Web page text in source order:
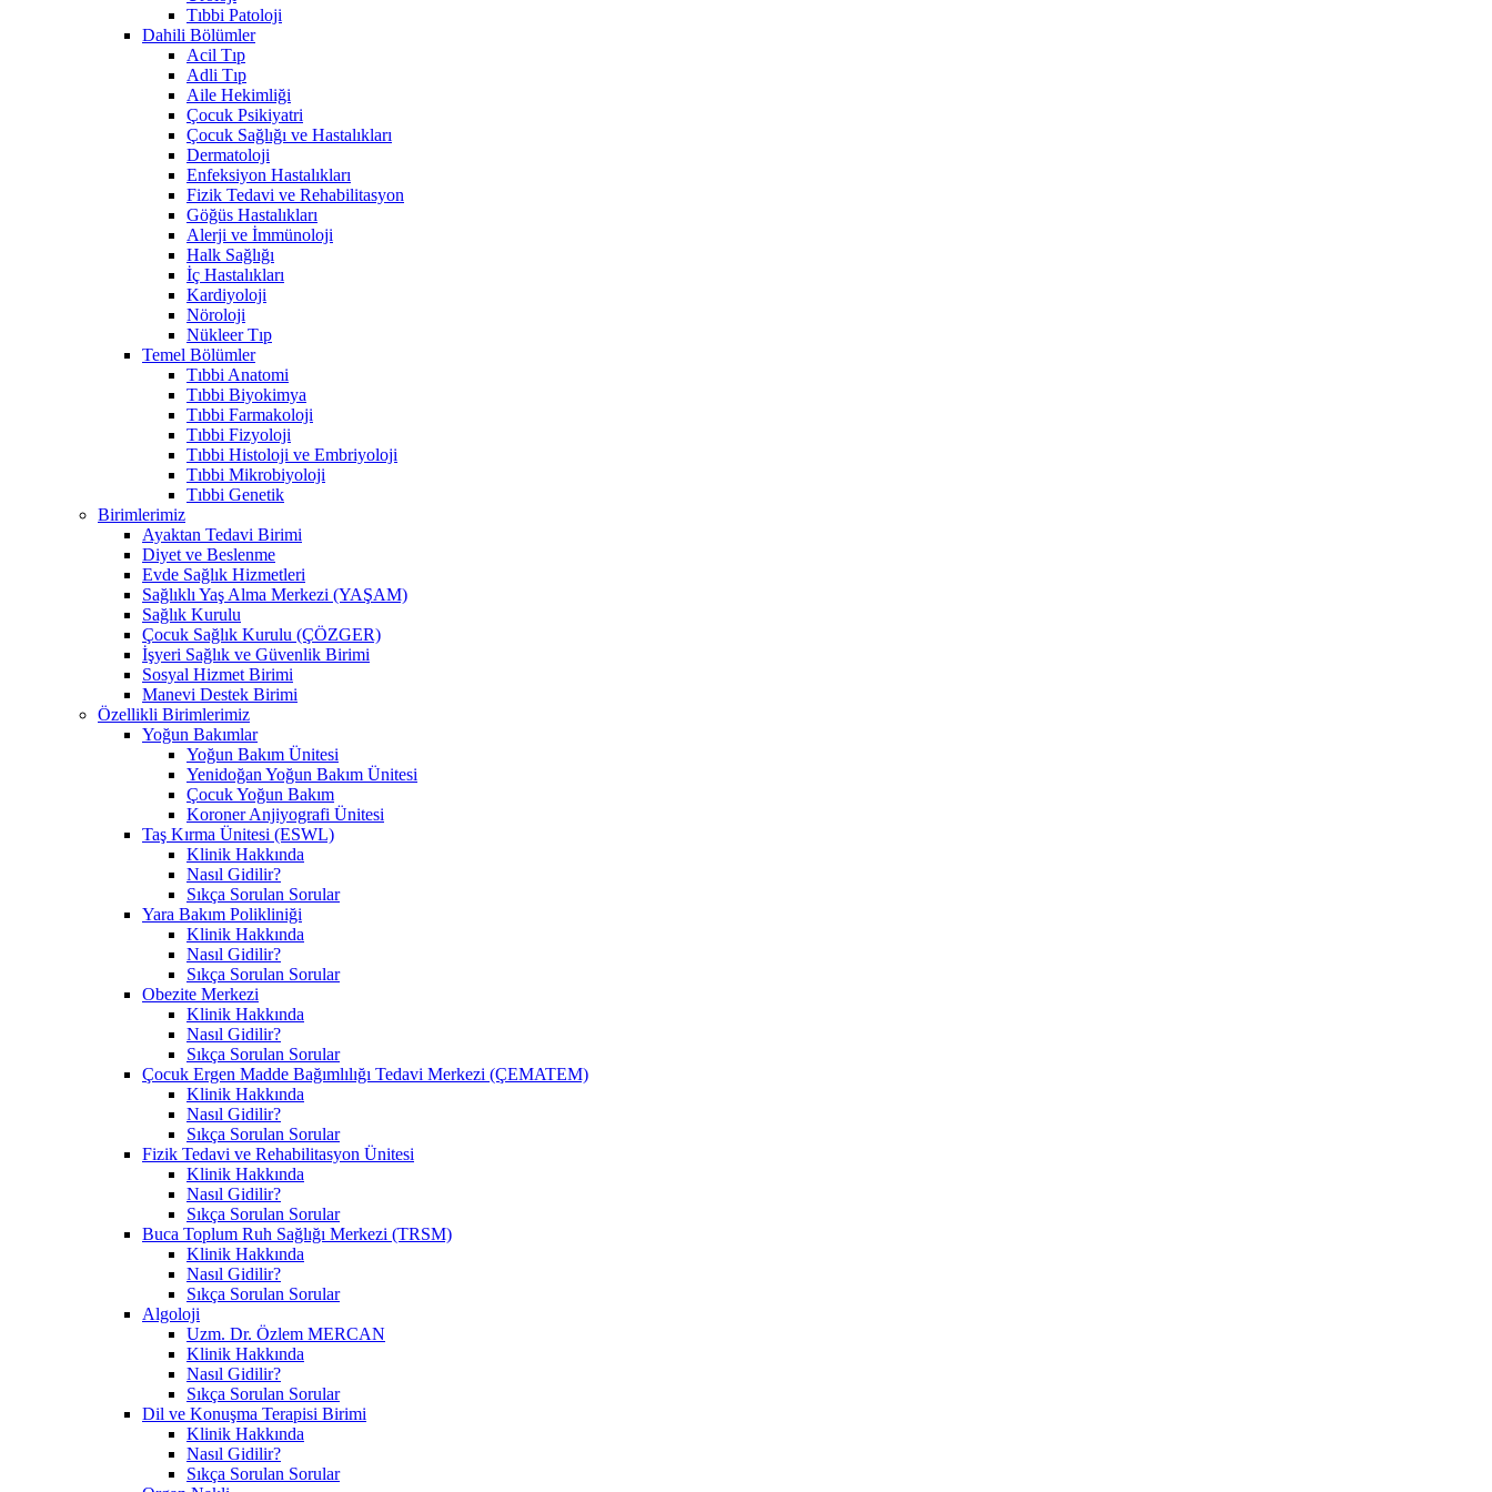
Tıbbi Patoloji
Dahili Bölümler
Acil Tıp
Adli Tıp
Aile Hekimliği
Çocuk Psikiyatri
Çocuk Sağlığı ve Hastalıkları
Dermatoloji
Enfeksiyon Hastalıkları
Fizik Tedavi ve Rehabilitasyon
Göğüs Hastalıkları
Alerji ve İmmünoloji
Halk Sağlığı
İç Hastalıkları
Kardiyoloji
Nöroloji
Nükleer Tıp
Temel Bölümler
Tıbbi Anatomi
Tıbbi Biyokimya
Tıbbi Farmakoloji
Tıbbi Fizyoloji
Tıbbi Histoloji ve Embriyoloji
Tıbbi Mikrobiyoloji
Tıbbi Genetik
Birimlerimiz
Ayaktan Tedavi Birimi
Diyet ve Beslenme
Evde Sağlık Hizmetleri
Sağlıklı Yaş Alma Merkezi (YAŞAM)
Sağlık Kurulu
Çocuk Sağlık Kurulu (ÇÖZGER)
İşyeri Sağlık ve Güvenlik Birimi
Sosyal Hizmet Birimi
Manevi Destek Birimi
Özellikli Birimlerimiz
Yoğun Bakımlar
Yoğun Bakım Ünitesi
Yenidoğan Yoğun Bakım Ünitesi
Çocuk Yoğun Bakım
Koroner Anjiyografi Ünitesi
Taş Kırma Ünitesi (ESWL)
Klinik Hakkında
Nasıl Gidilir?
Sıkça Sorulan Sorular
Yara Bakım Polikliniği
Klinik Hakkında
Nasıl Gidilir?
Sıkça Sorulan Sorular
Obezite Merkezi
Klinik Hakkında
Nasıl Gidilir?
Sıkça Sorulan Sorular
Çocuk Ergen Madde Bağımlılığı Tedavi Merkezi (ÇEMATEM)
Klinik Hakkında
Nasıl Gidilir?
Sıkça Sorulan Sorular
Fizik Tedavi ve Rehabilitasyon Ünitesi
Klinik Hakkında
Nasıl Gidilir?
Sıkça Sorulan Sorular
Buca Toplum Ruh Sağlığı Merkezi (TRSM)
Klinik Hakkında
Nasıl Gidilir?
Sıkça Sorulan Sorular
Algoloji
Uzm. Dr. Özlem MERCAN
Klinik Hakkında
Nasıl Gidilir?
Sıkça Sorulan Sorular
Dil ve Konuşma Terapisi Birimi
Klinik Hakkında
Nasıl Gidilir?
Sıkça Sorulan Sorular